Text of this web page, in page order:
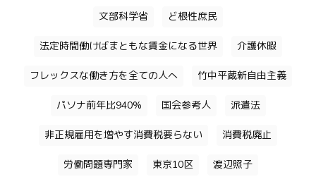
文部科学省 ど根性庶民
法定時間働けばまともな賃金になる世界 介護休暇
フレックスな働き方を全ての人へ 竹中平蔵新自由主義
パソナ前年比940% 国会参考人 派遣法
非正規雇用を増やす消費税要らない 消費税廃止
労働問題専門家 東京10区 渡辺照子